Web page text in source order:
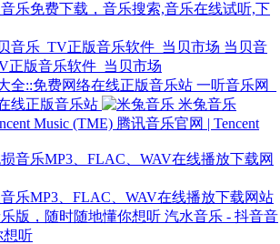
乐免费下载，音乐搜索,音乐在线试听,下
当贝音
正版音乐软件_当贝市场
一听音乐网_
线正版音乐站
米兔音乐
腾讯音乐官网 | Tencent
乐MP3、FLAC、WAV在线播放下载网站
汽水音乐 - 抖音音
想听